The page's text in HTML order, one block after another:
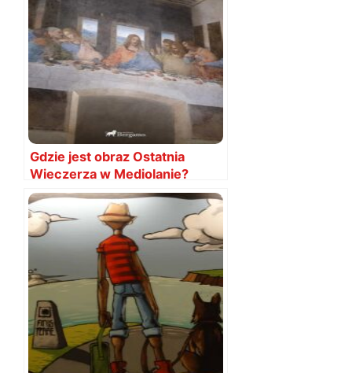
Gdzie jest obraz Ostatnia
Wieczerza w Mediolanie?
Gdzie się znajduje?